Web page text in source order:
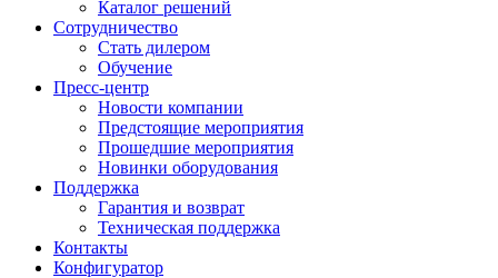
Каталог решений
Сотрудничество
Стать дилером
Обучение
Пресс-центр
Новости компании
Предстоящие мероприятия
Прошедшие мероприятия
Новинки оборудования
Поддержка
Гарантия и возврат
Техническая поддержка
Контакты
Конфигуратор